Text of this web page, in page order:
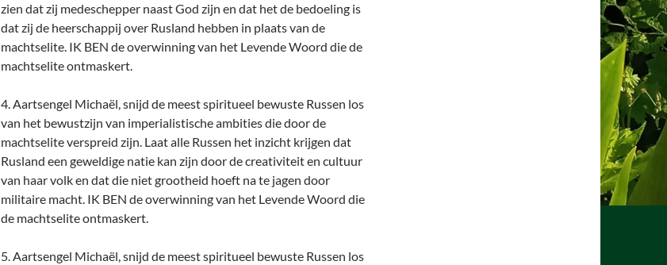
zien dat zij medeschepper naast God zijn en dat het de bedoeling is
dat zij de heerschappij over Rusland hebben in plaats van de
machtselite. IK BEN de overwinning van het Levende Woord die de
machtselite ontmaskert.
4. Aartsengel Michaël, snijd de meest spiritueel bewuste Russen los
van het bewustzijn van imperialistische ambities die door de
machtselite verspreid zijn. Laat alle Russen het inzicht krijgen dat
Rusland een geweldige natie kan zijn door de creativiteit en cultuur
van haar volk en dat die niet grootheid hoeft na te jagen door
militaire macht. IK BEN de overwinning van het Levende Woord die
de machtselite ontmaskert.
5. Aartsengel Michaël, snijd de meest spiritueel bewuste Russen los